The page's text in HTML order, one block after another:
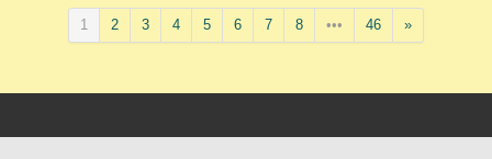
1 2 3 4 5 6 7 8 ••• 46 »